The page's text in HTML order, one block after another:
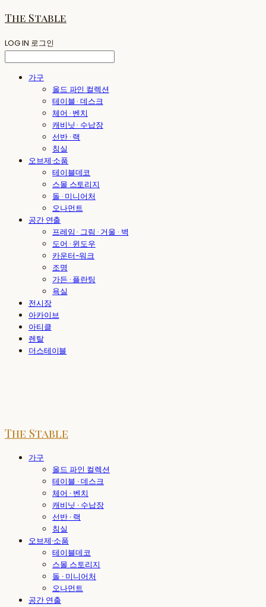
The Stable
LOG IN 로그인
가구
올드 파인 컬렉션
테이블 · 데스크
체어 · 벤치
캐비닛 · 수납장
선반 · 랙
침실
오브제·소품
테이블데코
스몰 스토리지
돌 · 미니어처
오나먼트
공간 연출
프레임 · 그림 · 거울 · 벽
도어 · 윈도우
카운터-워크
조명
가든 · 플란팅
욕실
전시장
아카이브
아티클
렌탈
더스테이블
The Stable
가구
올드 파인 컬렉션
테이블 · 데스크
체어 · 벤치
캐비닛 · 수납장
선반 · 랙
침실
오브제·소품
테이블데코
스몰 스토리지
돌 · 미니어처
오나먼트
공간 연출